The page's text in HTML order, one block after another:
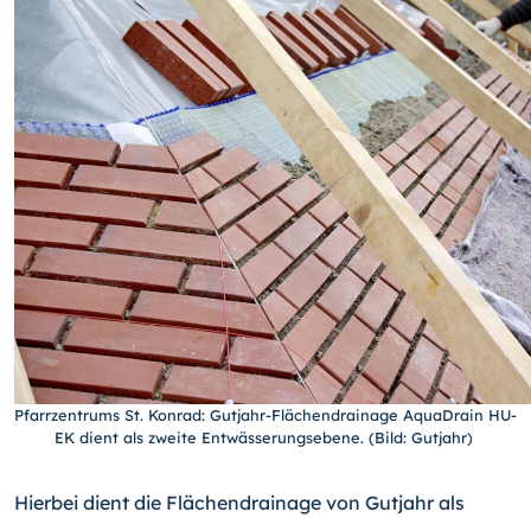
Pfarrzentrums St. Konrad: Gutjahr-Flächendrainage AquaDrain HU-
EK dient als zweite Entwässerungsebene. (Bild: Gutjahr)
Hierbei dient die Flächendrainage von Gutjahr als